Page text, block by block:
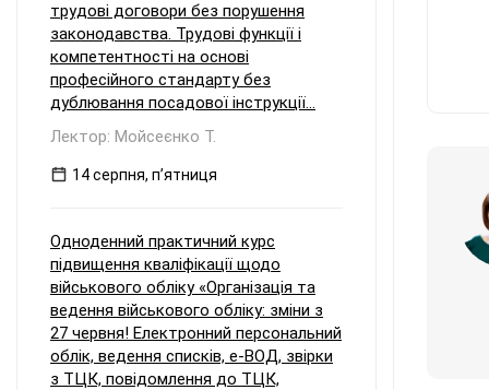
трудові договори без порушення
законодавства. Трудові функції і
компетентності на основі
професійного стандарту без
дублювання посадової інструкції...
Лектор: Мойсеєнко Т.
14 серпня, пʼятниця
Одноденний практичний курс
підвищення кваліфікації щодо
військового обліку «Організація та
ведення військового обліку: зміни з
27 червня! Електронний персональний
облік, ведення списків, е-ВОД, звірки
з ТЦК, повідомлення до ТЦК,